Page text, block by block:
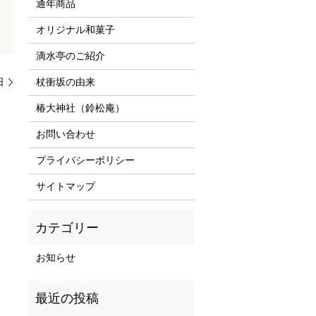
通年商品
オリジナル和菓子
滴水亭のご紹介
杖衝坂の由来
椿大神社（鈴松庵）
お問い合わせ
プライバシーポリシー
サイトマップ
お知らせ